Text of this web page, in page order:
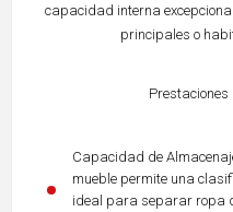
capacidad interna
principales o
Capacidad de
mueble permite una
ideal para separar ropa